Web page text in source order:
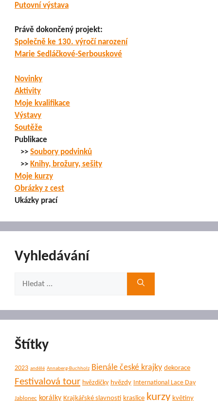
Putovní výstava
Právě dokončený projekt:
Společně ke 130. výročí narození
Marie Sedláčkové-Serbouskové
Novinky
Aktivity
Moje kvalifikace
Výstavy
Soutěže
Publikace
>> Soubory podvinků
>> Knihy, brožury, sešity
Moje kurzy
Obrázky z cest
Ukázky prací
Vyhledávání
Štítky
2023 andělé Annaberg-Buchholz Bienále české krajky dekorace
Festivalová tour hvězdičky hvězdy International Lace Day
Jablonec korálky Krajkářské slavnosti kraslice kurzy květiny